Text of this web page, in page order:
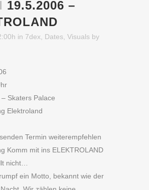
19.5.2006 –
in 7dex Dates Visuals by
Skaters Palace
Elektroland
Termin weiterempfehlen
Komm mit ins ELEKTROLAND
nicht…
ein Motto, bekannt wie der